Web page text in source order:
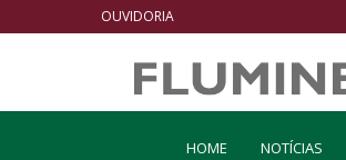
OUVIDORIA
HOME NOTÍCIAS